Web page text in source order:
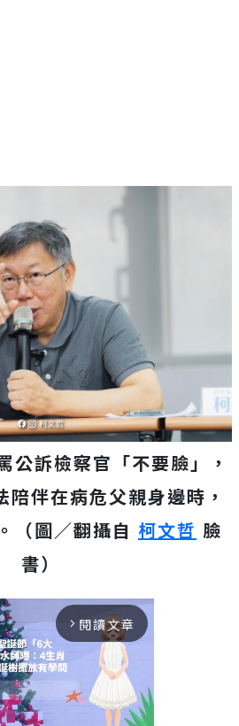
訴檢察官「不要臉」，
陪伴在病危父親身邊時，
（圖／翻攝自 柯文哲 臉
書）
arrow_forward_ios 閱讀文章